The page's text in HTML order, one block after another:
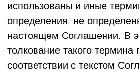
использованы и иные
определения, не
настоящем Соглашении. В
толкование такого термина
соответствии с текстом